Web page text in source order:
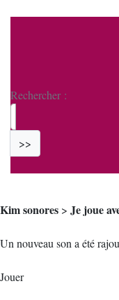
Rechercher :
>>
Kim sonores > Je joue
Un nouveau son a été
Jouer